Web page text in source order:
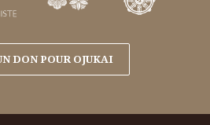
DON POUR OJUKAI